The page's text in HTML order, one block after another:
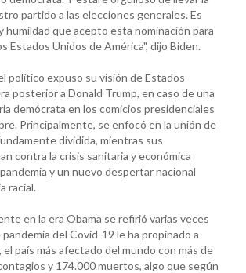
partido a las elecciones generales. Es
humildad que acepto esta nominación para
Estados Unidos de América", dijo Biden.
político expuso su visión de Estados
posterior a Donald Trump, en caso de una
demócrata en los comicios presidenciales
Principalmente, se enfocó en la unión de
dividida, mientras sus
contra la crisis sanitaria y económica
y un nuevo despertar nacional
racial.
en la era Obama se refirió varias veces
pandemia del Covid-19 le ha propinado a
país más afectado del mundo con más de
y 174.000 muertos, algo que según